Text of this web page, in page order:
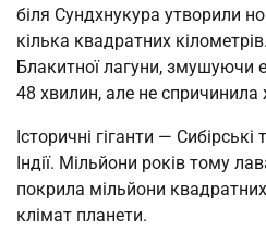
біля Сундхнукура утворили
кілька квадратних
Блакитної лагуни, змушуючи
48 хвилин, але не спричинила
Історичні гіганти —
Індії. Мільйони років тому
покрила мільйони
клімат планети.